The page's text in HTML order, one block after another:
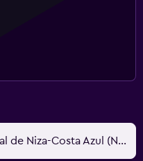
Niza, Francia - Internacional de Niza-Costa Azul (NCE)